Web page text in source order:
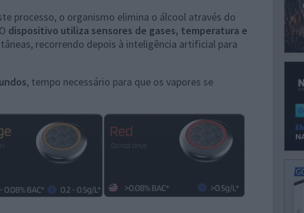
processo, o organismo elimina o álcool através do
dispositivo utiliza sensores de gases, temperatura e
recorrendo depois à inteligência artificial para
, tempo necessário para que os vapores se